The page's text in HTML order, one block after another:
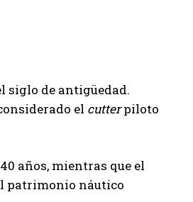
siglo de antigüedad.
el cutterpiloto
años, mientras que el
patrimonio náutico